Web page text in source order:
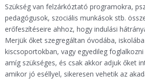
Szükség van felzárkóztató programokra,
pedagógusok, szociális munkások stb.
erőfeszítéseire ahhoz, hogy indulási
Merjük őket szegregáltan óvodába,
kiscsoportokban, vagy egyedileg
amíg szükséges, és csak akkor adjuk őket
amikor jó eséllyel, sikeresen vehetik az